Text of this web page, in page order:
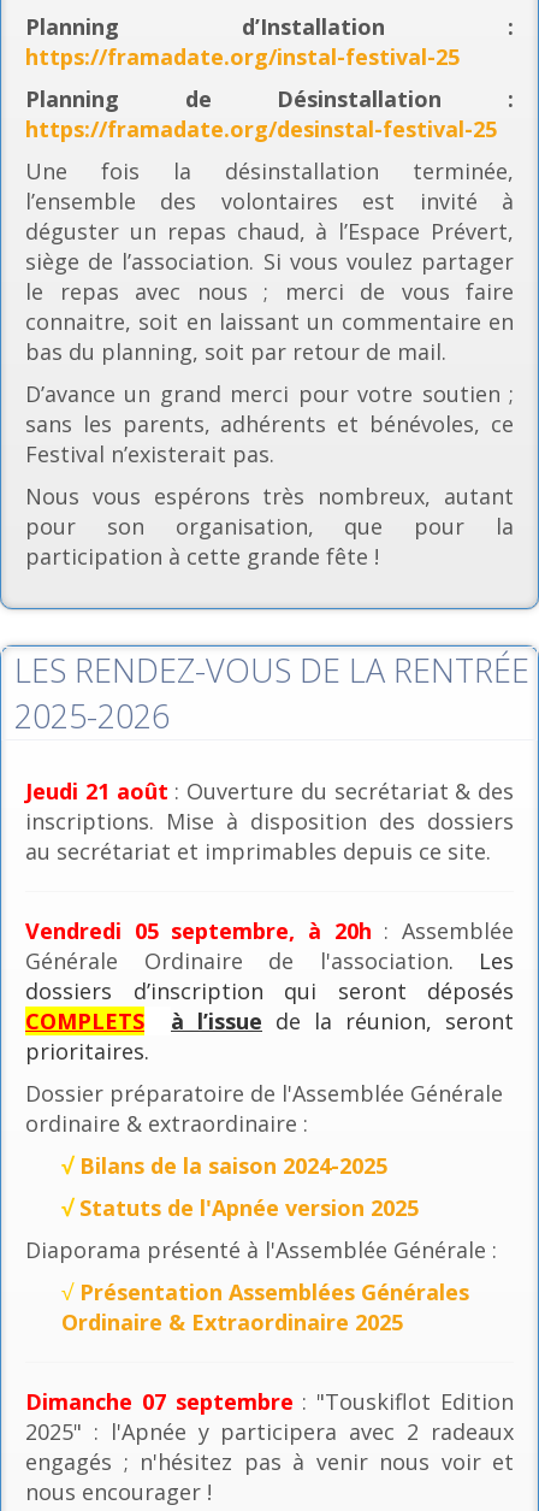
Planning d’Installation :
https://framadate.org/instal-festival-25
Planning de Désinstallation :
https://framadate.org/desinstal-festival-25
Une fois la désinstallation terminée,
l’ensemble des volontaires est invité à
déguster un repas chaud, à l’Espace Prévert,
siège de l’association. Si vous voulez partager
le repas avec nous ; merci de vous faire
connaitre, soit en laissant un commentaire en
bas du planning, soit par retour de mail.
D’avance un grand merci pour votre soutien ;
sans les parents, adhérents et bénévoles, ce
Festival n’existerait pas.
Nous vous espérons très nombreux, autant
pour son organisation, que pour la
participation à cette grande fête !
LES RENDEZ-VOUS DE LA RENTRÉE
2025-2026
Jeudi 21 août : Ouverture du secrétariat & des
inscriptions. Mise à disposition des dossiers
au secrétariat et imprimables depuis ce site.
Vendredi 05 septembre, à 20h : Assemblée
Générale Ordinaire de l'association. Les
dossiers d’inscription qui seront déposés
COMPLETS
à l’issue de la réunion, seront
prioritaires.
Dossier préparatoire de l'Assemblée Générale
ordinaire & extraordinaire :
√ Bilans de la saison 2024-2025
√ Statuts de l'Apnée version 2025
Diaporama présenté à l'Assemblée Générale :
√ Présentation Assemblées Générales
Ordinaire & Extraordinaire 2025
Dimanche 07 septembre : "Touskiflot Edition
2025" : l'Apnée y participera avec 2 radeaux
engagés ; n'hésitez pas à venir nous voir et
nous encourager !